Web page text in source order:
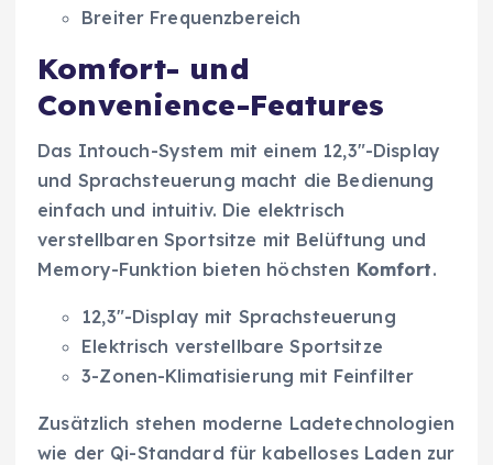
Breiter Frequenzbereich
Komfort- und
Convenience-Features
Das Intouch-System mit einem 12,3″-Display
und Sprachsteuerung macht die Bedienung
einfach und intuitiv. Die elektrisch
verstellbaren Sportsitze mit Belüftung und
Memory-Funktion bieten höchsten Komfort.
12,3″-Display mit Sprachsteuerung
Elektrisch verstellbare Sportsitze
3-Zonen-Klimatisierung mit Feinfilter
Zusätzlich stehen moderne Ladetechnologien
wie der Qi-Standard für kabelloses Laden zur